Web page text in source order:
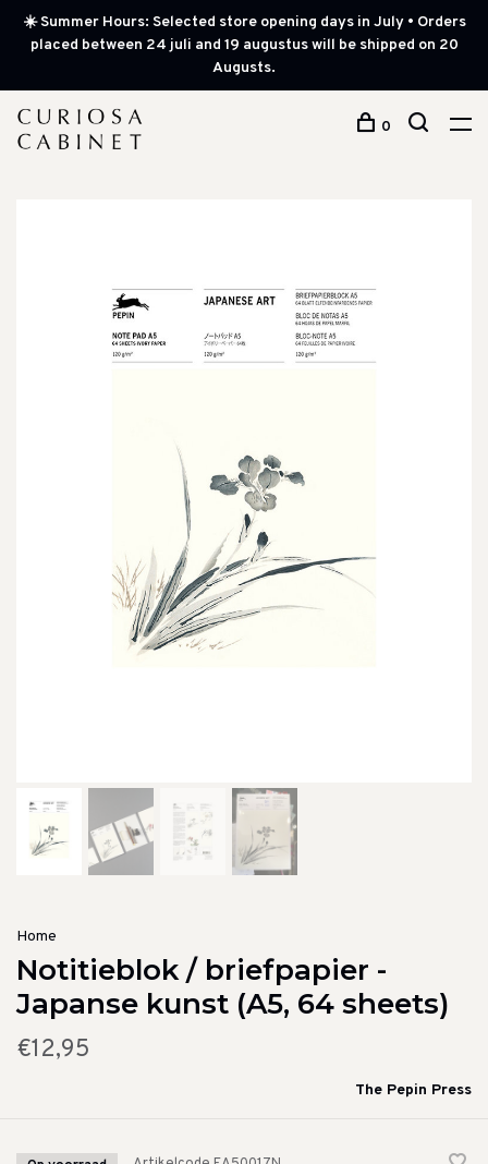
☀️ Summer Hours: Selected store opening days in July • Orders
placed between 24 juli and 19 augustus will be shipped on 20
Augusts.
0
Home
Notitieblok / briefpapier -
Japanse kunst (A5, 64 sheets)
€12,95
The Pepin Press